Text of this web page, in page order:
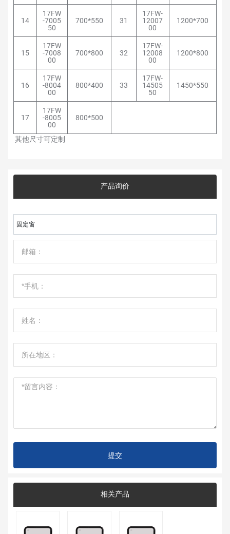
14
17FW
-7005
50
700*550 31
17FW-
12007
00
1200*700
15
17FW
-7008
00
700*800 32
17FW-
12008
00
1200*800
16
17FW
-8004
00
800*400 33
17FW-
14505
50
1450*550
17
17FW
-8005
00
800*500
其他尺寸可定制
产品询价
提交
相关产品